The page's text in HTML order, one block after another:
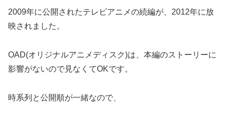
2009年に公開されたテレビアニメの続編が、2012年に放
映されました。
OAD(オリジナルアニメディスク)は、本編のストーリーに
影響がないので見なくてOKです。
時系列と公開順が一緒なので、